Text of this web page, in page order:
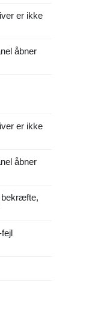
er ikke
åbner
er ikke
åbner
bekræfte,